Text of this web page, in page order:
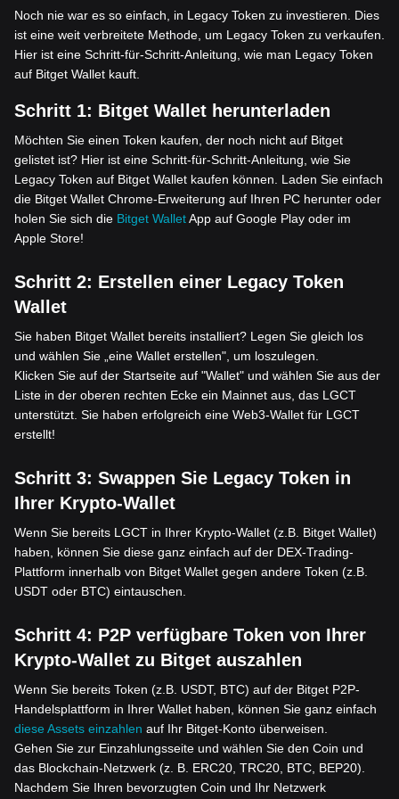
Noch nie war es so einfach, in Legacy Token zu investieren. Dies
ist eine weit verbreitete Methode, um Legacy Token zu verkaufen.
Hier ist eine Schritt-für-Schritt-Anleitung, wie man Legacy Token
auf Bitget Wallet kauft.
Schritt 1: Bitget Wallet herunterladen
Möchten Sie einen Token kaufen, der noch nicht auf Bitget
gelistet ist? Hier ist eine Schritt-für-Schritt-Anleitung, wie Sie
Legacy Token auf Bitget Wallet kaufen können. Laden Sie einfach
die Bitget Wallet Chrome-Erweiterung auf Ihren PC herunter oder
holen Sie sich die Bitget WalletApp auf Google Play oder im
Apple Store!
Schritt 2: Erstellen einer Legacy Token
Wallet
Sie haben Bitget Wallet bereits installiert? Legen Sie gleich los
und wählen Sie „eine Wallet erstellen", um loszulegen.
Klicken Sie auf der Startseite auf "Wallet" und wählen Sie aus der
Liste in der oberen rechten Ecke ein Mainnet aus, das LGCT
unterstützt. Sie haben erfolgreich eine Web3-Wallet für LGCT
erstellt!
Schritt 3: Swappen Sie Legacy Token in
Ihrer Krypto-Wallet
Wenn Sie bereits LGCT in Ihrer Krypto-Wallet (z.B. Bitget Wallet)
haben, können Sie diese ganz einfach auf der DEX-Trading-
Plattform innerhalb von Bitget Wallet gegen andere Token (z.B.
USDT oder BTC) eintauschen.
Schritt 4: P2P verfügbare Token von Ihrer
Krypto-Wallet zu Bitget auszahlen
Wenn Sie bereits Token (z.B. USDT, BTC) auf der Bitget P2P-
Handelsplattform in Ihrer Wallet haben, können Sie ganz einfach
diese Assets einzahlen auf Ihr Bitget-Konto überweisen.
Gehen Sie zur Einzahlungsseite und wählen Sie den Coin und
das Blockchain-Netzwerk (z. B. ERC20, TRC20, BTC, BEP20).
Nachdem Sie Ihren bevorzugten Coin und Ihr Netzwerk